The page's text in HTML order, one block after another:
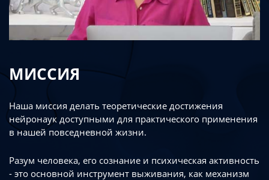
МИССИЯ
Наша миссия делать теоретические достижения
нейронаук доступными для практического применения
в нашей повседневной жизни.
Разум человека, его сознание и психическая активность
- это основной инструмент выживания, как механизм